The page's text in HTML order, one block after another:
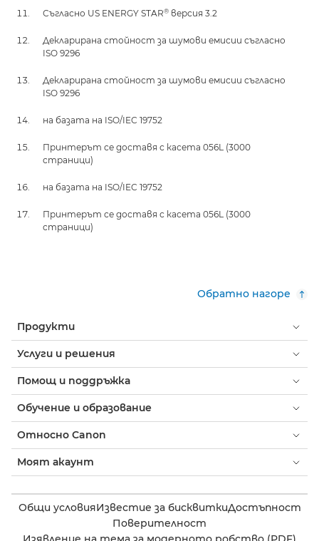
Съгласно US ENERGY STAR® версия 3.2
Декларирана стойност за шумови емисии съгласно
ISO 9296
Декларирана стойност за шумови емисии съгласно
ISO 9296
на базата на ISO/IEC 19752
Принтерът се доставя с касета 056L (3000
страници)
на базата на ISO/IEC 19752
Принтерът се доставя с касета 056L (3000
страници)
Обратно нагоре
Продукти
Услуги и решения
Помощ и поддръжка
Обучение и образование
Относно Canon
Моят акаунт
Общи условияИзвестие за бисквиткиДостъпност
Поверителност